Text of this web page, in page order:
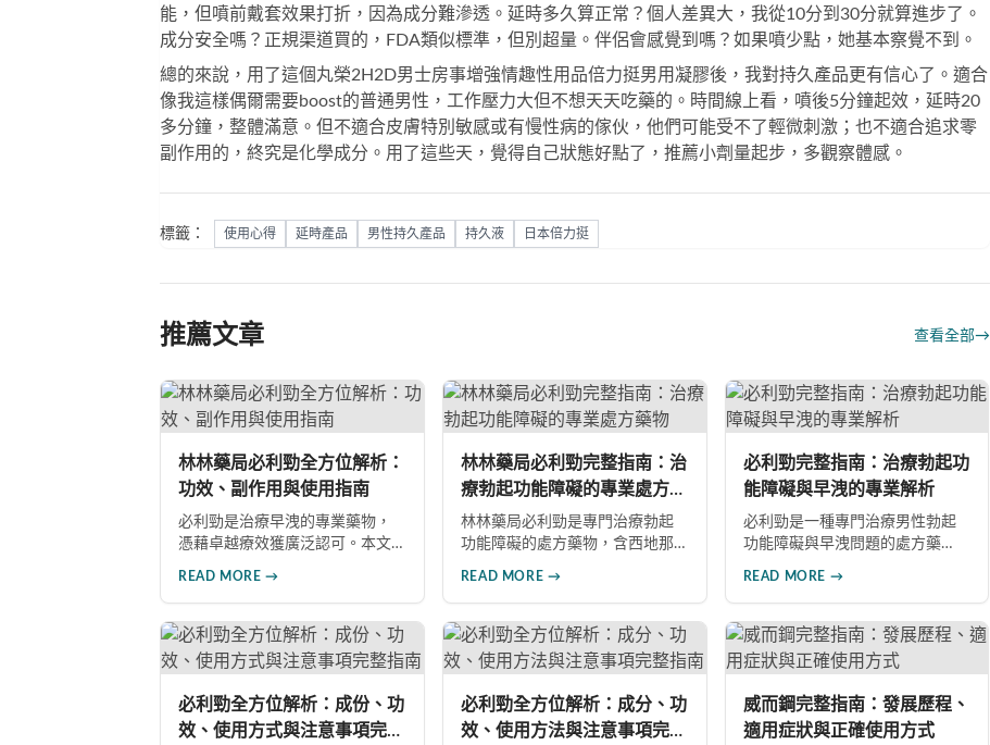
能，但噴前戴套效果打折，因為成分難滲透。延時多久算正常？個人差異大，我從10分到30分就算進步了。
成分安全嗎？正規渠道買的，FDA類似標準，但別超量。伴侶會感覺到嗎？如果噴少點，她基本察覺不到。
總的來說，用了這個丸榮2H2D男士房事增強情趣性用品倍力挺男用凝膠後，我對持久產品更有信心了。適合
像我這樣偶爾需要boost的普通男性，工作壓力大但不想天天吃藥的。時間線上看，噴後5分鐘起效，延時20
多分鐘，整體滿意。但不適合皮膚特別敏感或有慢性病的傢伙，他們可能受不了輕微刺激；也不適合追求零
副作用的，終究是化學成分。用了這些天，覺得自己狀態好點了，推薦小劑量起步，多觀察體感。
標籤： 使用心得 延時產品 男性持久產品 持久液 日本倍力挺
推薦文章 查看全部→
林林藥局必利勁全方位解析：
功效、副作用與使用指南
必利勁是治療早洩的專業藥物，
憑藉卓越療效獲廣泛認可。本文
出明智選擇。
READ MORE →
林林藥局必利勁完整指南：治
療勃起功能障礙的專業處方藥
物
林林藥局必利勁是專門治療勃起
功能障礙的處方藥物，含西地那
者全面了解此藥物的快速起效、
長效持續等優勢，以及使用時需
注意的副作用與安全事項。
READ MORE →
必利勁完整指南：治療勃起功
能障礙與早洩的專業解析
必利勁是一種專門治療男性勃起
功能障礙與早洩問題的處方藥
認知，了解如何安全使用此藥物
改善性功能問題。
READ MORE →
必利勁全方位解析：成份、功
效、使用方式與注意事項完整
必利勁全方位解析：成分、功
效、使用方法與注意事項完整
威而鋼完整指南：發展歷程、
適用症狀與正確使用方式